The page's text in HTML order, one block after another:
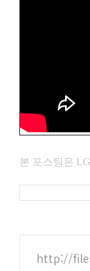
본 포스팅은
http://